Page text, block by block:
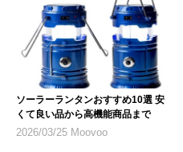
ソーラーランタンおすすめ10選 安
くて良い品から高機能商品まで
2026/03/25 Moovoo